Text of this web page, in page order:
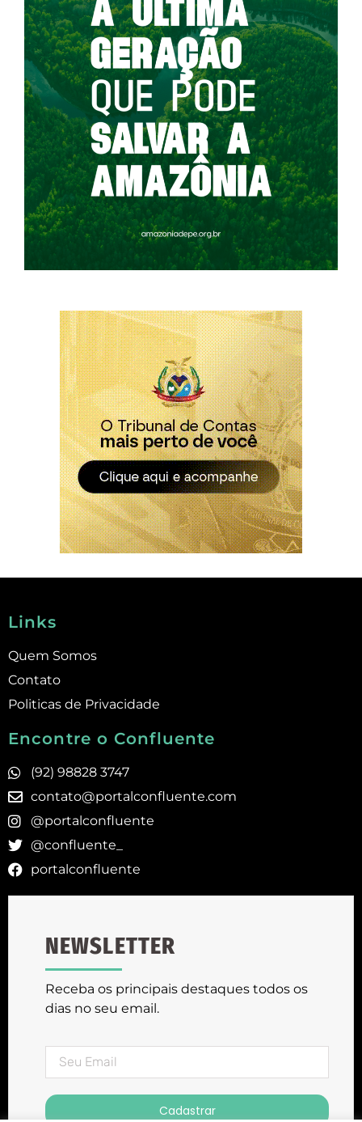
Links
Quem Somos
Contato
Politicas de Privacidade
Encontre o Confluente
(92) 98828 3747
contato@portalconfluente.com
@portalconfluente
@confluente_
portalconfluente
NEWSLETTER
Receba os principais destaques todos os
dias no seu email.
Cadastrar